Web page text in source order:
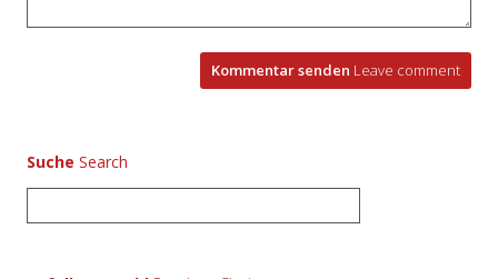
Kommentar senden Leave comment
Suche
u